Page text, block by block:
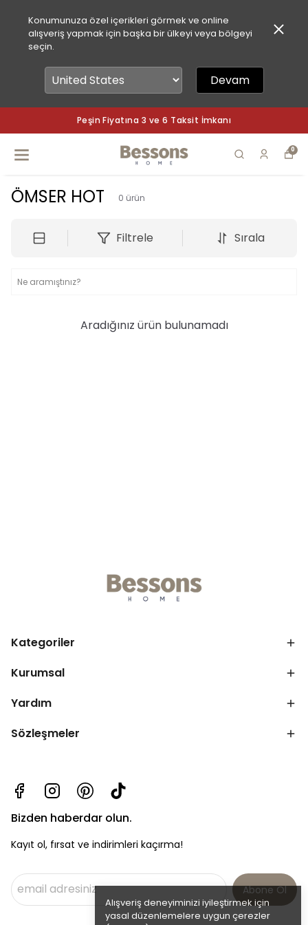
Konumunuza özel içerikleri görmek ve online
alışveriş yapmak için başka bir ülkeyi veya bölgeyi
seçin.
Devam
Peşin Fiyatına 3 ve 6 Taksit İmkanı
0
Alışveriş deneyiminizi iyileştirmek için
yasal düzenlemelere uygun çerezler
ÖMSER HOT 0 ürün
Filtrele Sırala
Aradığınız ürün bulunamadı
Kategoriler
Kurumsal
Yardım
Sözleşmeler
Bizden haberdar olun.
Kayıt ol, fırsat ve indirimleri kaçırma!
Abone Ol